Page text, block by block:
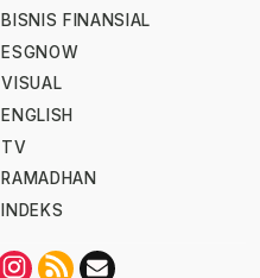
BISNIS FINANSIAL
ESGNOW
VISUAL
ENGLISH
TV
RAMADHAN
INDEKS